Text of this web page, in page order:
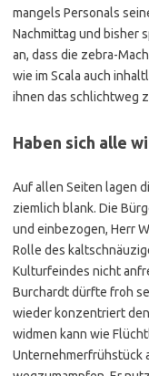
mangels Personals
Nachmittag und bisher
an, dass die zebra-
wie im Scala auch
ihnen das schlichtweg
Haben sich alle
Auf allen Seiten lagen
ziemlich blank. Die
und einbezogen, Herr
Rolle des
Kulturfeindes nicht
Burchardt dürfte froh
wieder konzentriert
widmen kann wie
Unternehmerfrühstück